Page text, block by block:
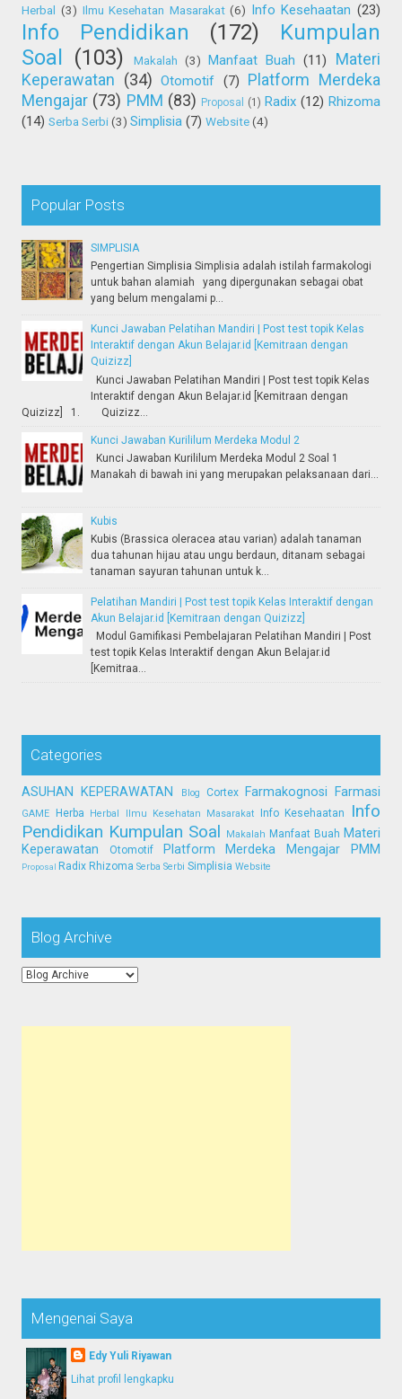
Herbal (3) Ilmu Kesehatan Masarakat (6) Info Kesehaatan (23)
Info Pendidikan (172)
Kumpulan
Soal
(103) Makalah (3) Manfaat Buah (11)
Materi
Keperawatan (34) Otomotif (7)
Platform Merdeka
Mengajar (73) PMM (83) Proposal (1) Radix (12) Rhizoma
(14) Serba Serbi (3) Simplisia (7) Website (4)
Popular Posts
SIMPLISIA
Pengertian Simplisia Simplisia adalah istilah farmakologi
untuk bahan alamiah yang dipergunakan sebagai obat
yang belum mengalami p...
Kunci Jawaban Pelatihan Mandiri | Post test topik Kelas
Interaktif dengan Akun Belajar.id [Kemitraan dengan
Quizizz]
Kunci Jawaban Pelatihan Mandiri | Post test topik Kelas
Interaktif dengan Akun Belajar.id [Kemitraan dengan
Quizizz] 1. Quizizz...
Kunci Jawaban Kurililum Merdeka Modul 2
Kunci Jawaban Kurililum Merdeka Modul 2 Soal 1
Manakah di bawah ini yang merupakan pelaksanaan dari...
Kubis
Kubis (Brassica oleracea atau varian) adalah tanaman
dua tahunan hijau atau ungu berdaun, ditanam sebagai
tanaman sayuran tahunan untuk k...
Pelatihan Mandiri | Post test topik Kelas Interaktif dengan
Akun Belajar.id [Kemitraan dengan Quizizz]
Modul Gamifikasi Pembelajaran Pelatihan Mandiri | Post
test topik Kelas Interaktif dengan Akun Belajar.id
[Kemitraa...
Categories
ASUHAN KEPERAWATAN Blog Cortex Farmakognosi Farmasi
GAME Herba Herbal Ilmu Kesehatan Masarakat Info Kesehaatan
Info
Pendidikan Kumpulan Soal Makalah Manfaat Buah Materi
Keperawatan
Otomotif Platform Merdeka Mengajar PMM
Proposal Radix Rhizoma Serba Serbi Simplisia Website
Blog Archive
Mengenai Saya
Edy Yuli Riyawan
Lihat profil lengkapku